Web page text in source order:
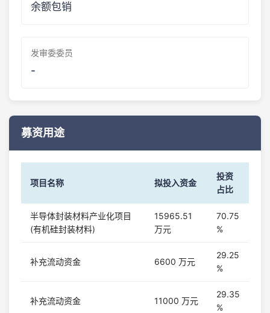
余额包销
发审委委员
-
募资用途
项目名称 拟投入资金
投资
占比
半导体封装材料产业化项目
(有机硅封装材料)
15965.51
万元
70.75
%
补充流动资金 6600 万元
29.25
%
补充流动资金 11000 万元
29.35
%